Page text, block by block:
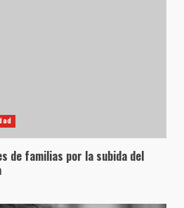
de familias por la subida del